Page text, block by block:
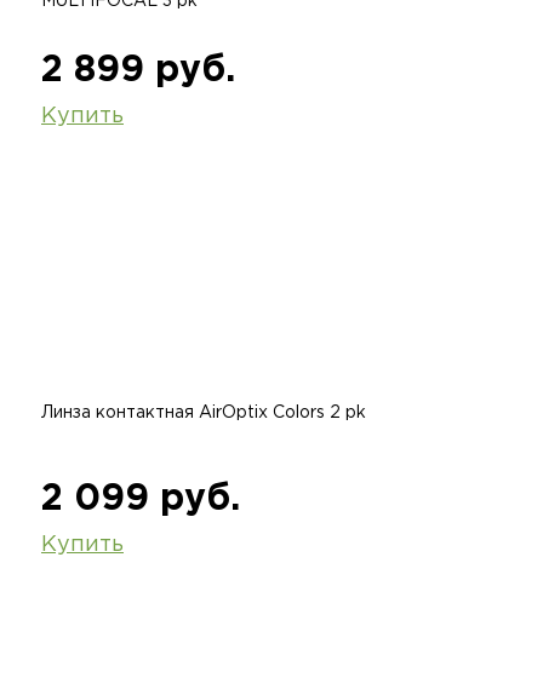
2 899 руб.
Купить
Линза контактная AirOptix Colors 2 pk
2 099 руб.
Купить